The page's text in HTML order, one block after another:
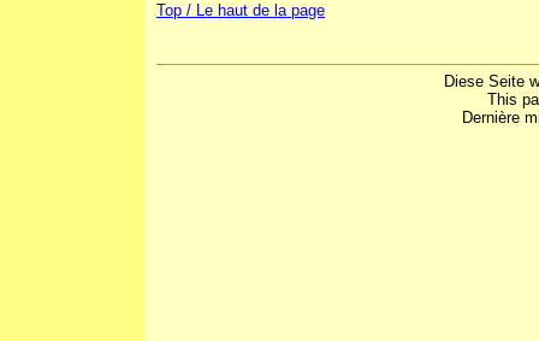
Top / Le haut de la page
Diese Seite
This
Dernière